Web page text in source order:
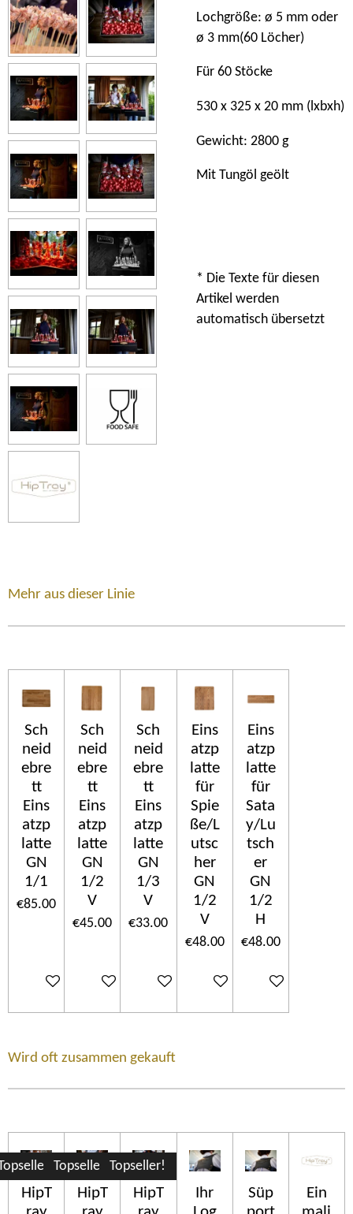
Lochgröße: ø 5 mm oder
ø 3 mm(60 Löcher)
Für 60 Stöcke
530 x 325 x 20 mm (lxbxh)
Gewicht: 2800 g
Mit Tungöl geölt
* Die Texte für diesen
Artikel werden
automatisch übersetzt
Mehr aus dieser Linie
Sch
neid
ebre
tt
Eins
atzp
latte
GN
1/1
€85.00
Add to cart
Sch
neid
ebre
tt
Eins
atzp
latte
GN
1/2
V
€45.00
Add to cart
Sch
neid
ebre
tt
Eins
atzp
latte
GN
1/3
V
€33.00
Add to cart
Eins
atzp
latte
für
Spie
ße/L
utsc
her
GN
1/2
V
€48.00
Add to cart
Eins
atzp
latte
für
Sata
y/Lu
tsch
er
GN
1/2
H
€48.00
Add to cart
Wird oft zusammen gekauft
HipT
Topseller!
HipT
Topseller!
HipT
Ihr
Süp
Ein